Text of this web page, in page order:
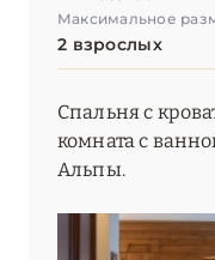
Максимальное
2 взрослых
Спальня с
комната с
Альпы.